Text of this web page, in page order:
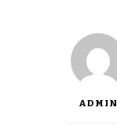
ADMIN